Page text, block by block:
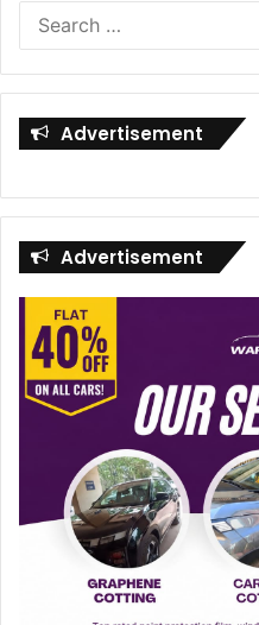
Advertisement
Advertisement